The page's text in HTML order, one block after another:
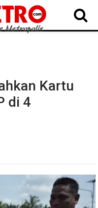
TAPUT BATUBARA DELISERDANG
Kartu
di 4